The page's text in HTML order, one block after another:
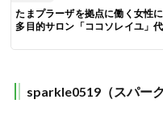
たまプラーザを拠点に働く女性
多目的サロン「ココソレイユ」
sparkle0519（スパー